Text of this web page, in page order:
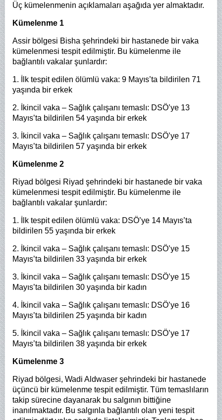
Üç kümelenmenin açıklamaları aşağıda yer almaktadır.
Kümelenme 1
Assir bölgesi Bisha şehrindeki bir hastanede bir vaka
kümelenmesi tespit edilmiştir. Bu kümelenme ile
bağlantılı vakalar şunlardır:
1. İlk tespit edilen ölümlü vaka: 9 Mayıs’ta bildirilen 71
yaşında bir erkek
2. İkincil vaka – Sağlık çalışanı temaslı: DSÖ’ye 13
Mayıs’ta bildirilen 54 yaşında bir erkek
3. İkincil vaka – Sağlık çalışanı temaslı: DSÖ’ye 17
Mayıs’ta bildirilen 57 yaşında bir erkek
Kümelenme 2
Riyad bölgesi Riyad şehrindeki bir hastanede bir vaka
kümelenmesi tespit edilmiştir. Bu kümelenme ile
bağlantılı vakalar şunlardır:
1. İlk tespit edilen ölümlü vaka: DSÖ’ye 14 Mayıs’ta
bildirilen 55 yaşında bir erkek
2. İkincil vaka – Sağlık çalışanı temaslı: DSÖ’ye 15
Mayıs’ta bildirilen 33 yaşında bir erkek
3. İkincil vaka – Sağlık çalışanı temaslı: DSÖ’ye 15
Mayıs’ta bildirilen 30 yaşında bir kadın
4. İkincil vaka – Sağlık çalışanı temaslı: DSÖ’ye 16
Mayıs’ta bildirilen 25 yaşında bir kadın
5. İkincil vaka – Sağlık çalışanı temaslı: DSÖ’ye 17
Mayıs’ta bildirilen 38 yaşında bir erkek
Kümelenme 3
Riyad bölgesi, Wadi Aldwaser şehrindeki bir hastanede
üçüncü bir kümelenme tespit edilmiştir. Tüm temaslıların
takip sürecine dayanarak bu salgının bittiğine
inanılmaktadır. Bu salgınla bağlantılı olan yeni tespit